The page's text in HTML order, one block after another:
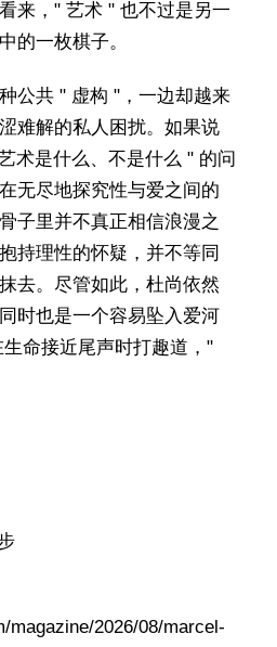
来，" 艺术 " 也不过是另一
的一枚棋子。
公共 " 虚构 "，一边却越来
难解的私人困扰。如果说
术是什么、不是什么 " 的问
无尽地探究性与爱之间的
子里并不真正相信浪漫之
持理性的怀疑，并不等同
去。尽管如此，杜尚依然
时也是一个容易坠入爱河
命接近尾声时打趣道，"
magazine/2026/08/marcel-